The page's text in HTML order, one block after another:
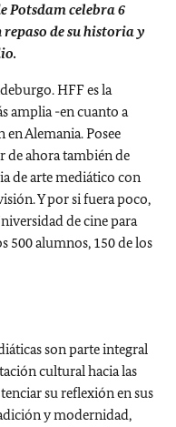
Potsdam celebra 6
de su historia y
HFF es la
amplia -en cuanto a
en Alemania. Posee
de ahora también de
de arte mediático con
Y por si fuera poco,
de cine para
500 alumnos, 150 de los
son parte integral
cultural hacia las
su reflexión en sus
y modernidad,